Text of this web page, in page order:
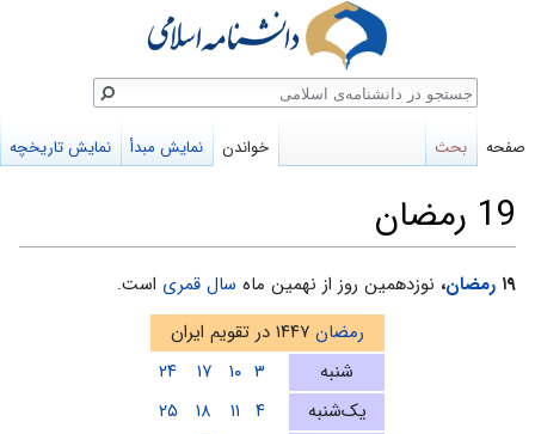
19 رمضان
پرش
پرش
۱۹ رمضان، نوزدهمین روز از نهمین ماه سال قمری است.
رمضان
شنبه
۳ ۱۰ ۱۷
۲۴
یک‌شنبه
۴ ۱۱ ۱۸
۲۵
صفحه بحث خواندن نمایش مبدأ نمایش تاریخچه
جستجو